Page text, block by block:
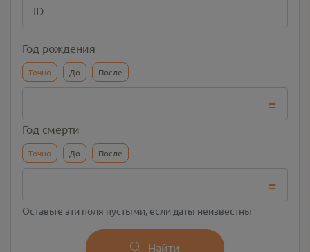
ID
Год рождения
Точно До После
=
Год смерти
Точно До После
=
Оставьте эти поля пустыми, если даты неизвестны
Найти